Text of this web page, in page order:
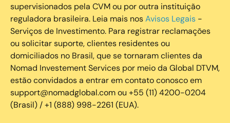
supervisionados pela CVM ou por outra instituição
reguladora brasileira. Leia mais nosAvisos Legais -
Serviços de Investimento. Para registrar reclamações
ou solicitar suporte, clientes residentes ou
domiciliados no Brasil, que se tornaram clientes da
Nomad Investement Services por meio da Global DTVM,
estão convidados a entrar em contato conosco em
support@nomadglobal.com ou +55 (11) 4200-0204
(Brasil) / +1 (888) 998-2261 (EUA).